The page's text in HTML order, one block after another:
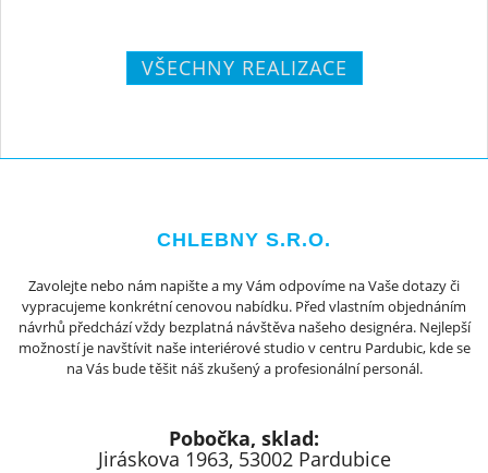
VŠECHNY REALIZACE
CHLEBNY S.R.O.
Zavolejte nebo nám napište a my Vám odpovíme na Vaše dotazy či
vypracujeme konkrétní cenovou nabídku. Před vlastním objednáním
návrhů předchází vždy bezplatná návštěva našeho designéra. Nejlepší
možností je navštívit naše interiérové studio v centru Pardubic, kde se
na Vás bude těšit náš zkušený a profesionální personál.
Pobočka, sklad:
Jiráskova 1963, 53002 Pardubice